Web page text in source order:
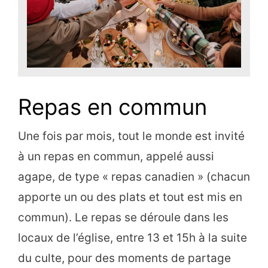
Repas en commun
Une fois par mois, tout le monde est invité
à un repas en commun, appelé aussi
agape, de type « repas canadien » (chacun
apporte un ou des plats et tout est mis en
commun). Le repas se déroule dans les
locaux de l’église, entre 13 et 15h à la suite
du culte, pour des moments de partage